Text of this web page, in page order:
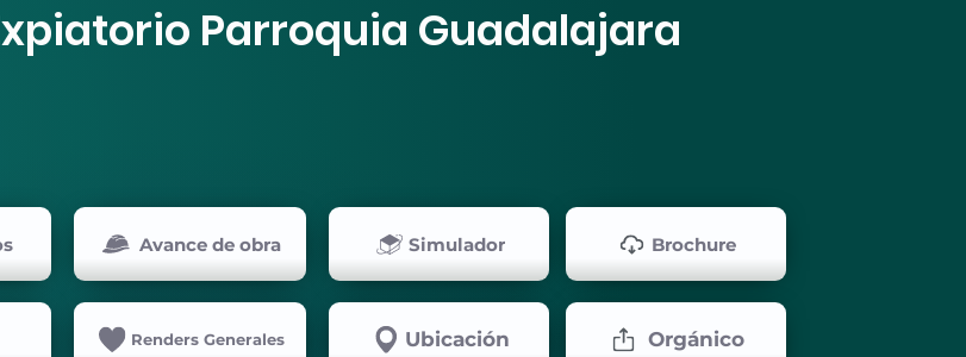
Parroquia Guadalajara
Avance de obra Simulador Brochure
Renders Generales Ubicación Orgánico